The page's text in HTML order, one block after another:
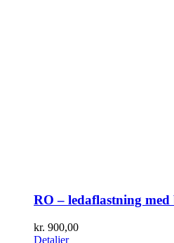
RO – ledaflastning
kr. 900,00
Detaljer